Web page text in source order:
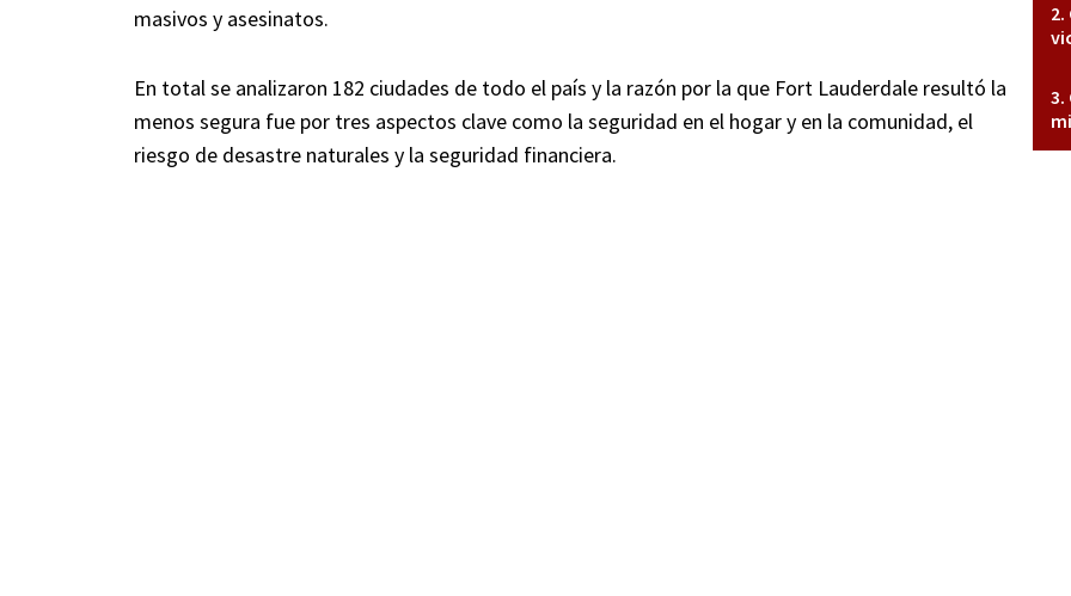
masivos y asesinatos.
En total se analizaron 182 ciudades de todo el país y la razón por la que Fort Lauderdale resultó la
menos segura fue por tres aspectos clave como la seguridad en el hogar y en la comunidad, el
riesgo de desastre naturales y la seguridad financiera.